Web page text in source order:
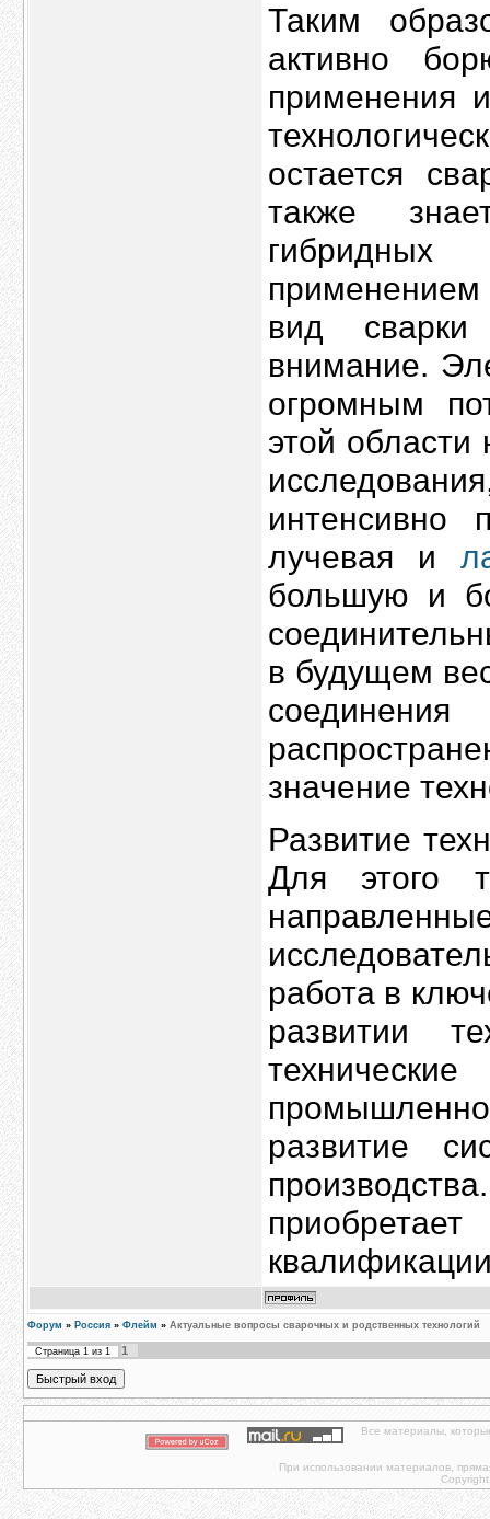
Таким
активно
применения
остается
также
применением
вид сварки
внимание.
огромным
этой области
интенсивно
лучевая и
большую и
в будущем
значение
Развитие
Для этого
работа в
развитии
развитие
Форум » Россия » Флейм » Актуальные вопросы сварочных и родственных технологий
Страница 1 из 1 1
Все материалы,
При использовании материалов,